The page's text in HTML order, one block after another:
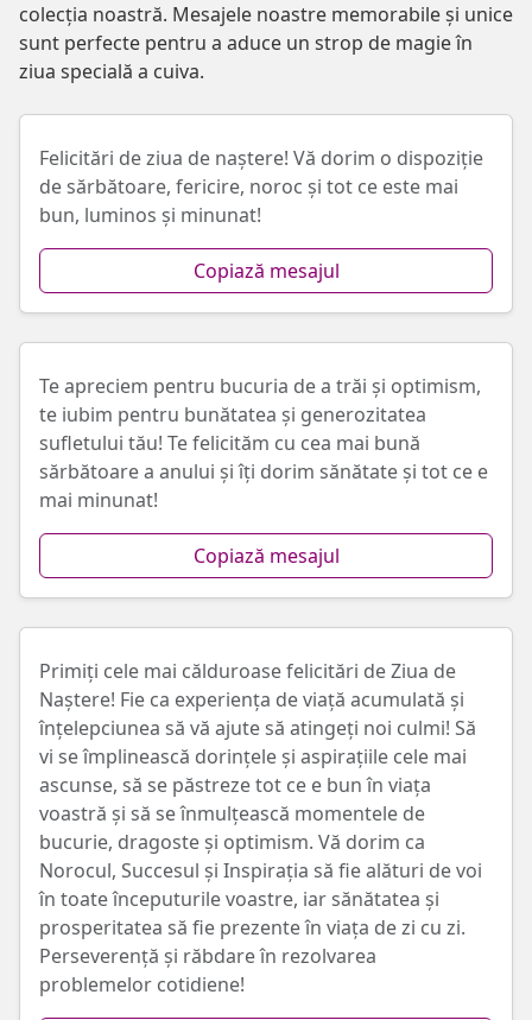
colecția noastră. Mesajele noastre memorabile și unice
sunt perfecte pentru a aduce un strop de magie în
ziua specială a cuiva.
Felicitări de ziua de naștere! Vă dorim o dispoziție
de sărbătoare, fericire, noroc și tot ce este mai
bun, luminos și minunat!
Copiază mesajul
Te apreciem pentru bucuria de a trăi și optimism,
te iubim pentru bunătatea și generozitatea
sufletului tău! Te felicităm cu cea mai bună
sărbătoare a anului și îți dorim sănătate și tot ce e
mai minunat!
Copiază mesajul
Primiți cele mai călduroase felicitări de Ziua de
Naștere! Fie ca experiența de viață acumulată și
înțelepciunea să vă ajute să atingeți noi culmi! Să
vi se împlinească dorințele și aspirațiile cele mai
ascunse, să se păstreze tot ce e bun în viața
voastră și să se înmulțească momentele de
bucurie, dragoste și optimism. Vă dorim ca
Norocul, Succesul și Inspirația să fie alături de voi
în toate începuturile voastre, iar sănătatea și
prosperitatea să fie prezente în viața de zi cu zi.
Perseverență și răbdare în rezolvarea
problemelor cotidiene!